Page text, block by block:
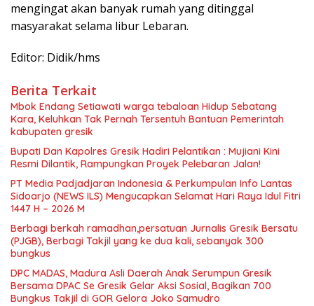
mengingat akan banyak rumah yang ditinggal
masyarakat selama libur Lebaran.
Editor: Didik/hms
Berita Terkait
Mbok Endang Setiawati warga tebaloan Hidup Sebatang
Kara, Keluhkan Tak Pernah Tersentuh Bantuan Pemerintah
kabupaten gresik
​Bupati Dan Kapolres Gresik Hadiri Pelantikan : Mujiani Kini
Resmi Dilantik, Rampungkan Proyek Pelebaran Jalan!
PT Media Padjadjaran Indonesia & Perkumpulan Info Lantas
Sidoarjo (NEWS ILS) Mengucapkan Selamat Hari Raya Idul Fitri
1447 H – 2026 M
Berbagi berkah ramadhan,persatuan Jurnalis Gresik Bersatu
(PJGB), Berbagi Takjil yang ke dua kali, sebanyak 300
bungkus
DPC MADAS, Madura Asli Daerah Anak Serumpun Gresik
Bersama DPAC Se Gresik Gelar Aksi Sosial, Bagikan 700
Bungkus Takjil di GOR Gelora Joko Samudro